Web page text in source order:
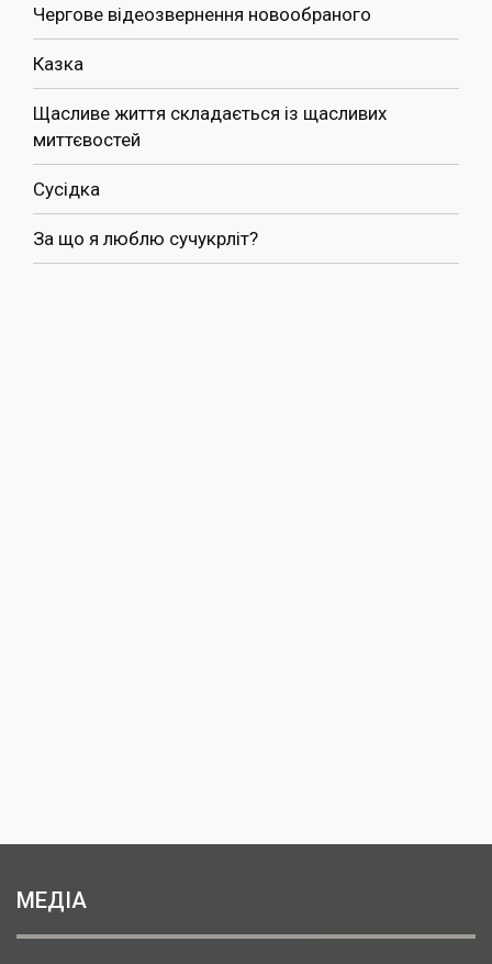
Чергове відеозвернення новообраного
Казка
Щасливе життя складається із щасливих
миттєвостей
Сусідка
За що я люблю сучукрліт?
МЕДІА